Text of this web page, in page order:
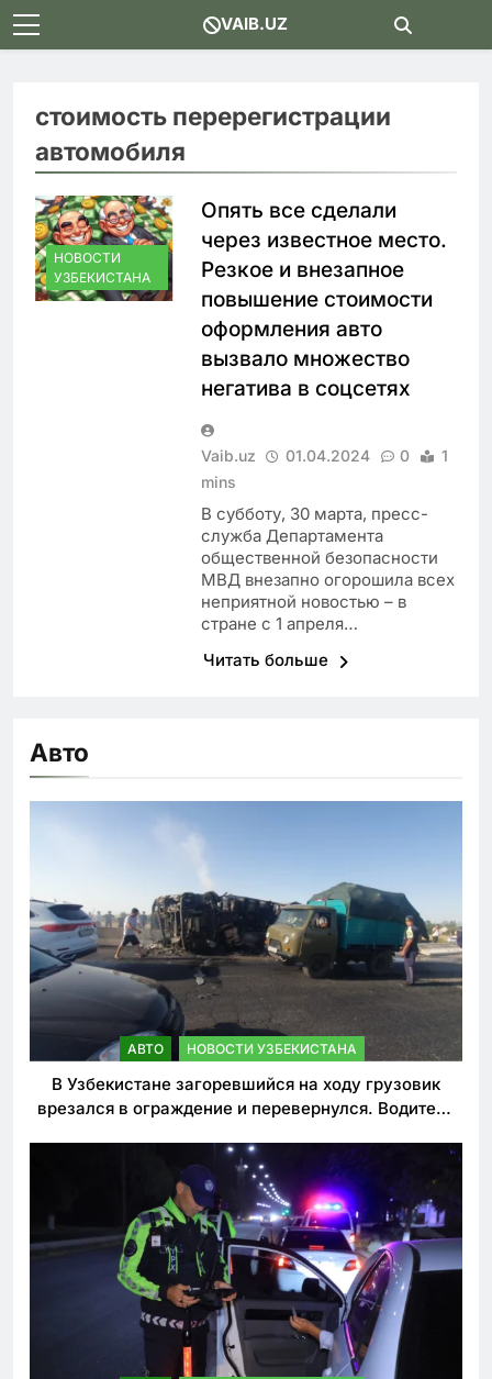
Skip
to
VAIB.UZ
стоимость перерегистрации
автомобиля
НОВОСТИ
УЗБЕКИСТАНА
Опять все сделали
через известное место.
Резкое и внезапное
повышение стоимости
оформления авто
вызвало множество
негатива в соцсетях
Vaib.uz 01.04.2024 0
1
mins
В субботу, 30 марта, пресс-
служба Департамента
общественной безопасности
МВД внезапно огорошила всех
неприятной новостью – в
стране с 1 апреля…
Читать больше
Авто
АВТО НОВОСТИ УЗБЕКИСТАНА
В Узбекистане загоревшийся на ходу грузовик
врезался в ограждение и перевернулся. Водитель